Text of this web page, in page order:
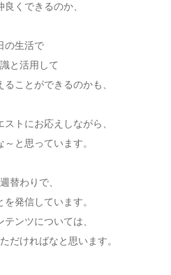
くできるのか、
の生活で
と活用して
ことができるのかも、
トにお応えしながら、
と思っています。
替わりで、
発信しています。
ンツについては、
だければなと思います。